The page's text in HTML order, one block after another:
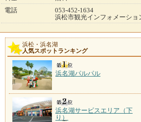
電話
053-452-1634
浜松市観光インフォメーショ
浜松・浜名湖
人気スポットランキング
浜名湖パルパル
浜名湖サービスエリア（下
り）